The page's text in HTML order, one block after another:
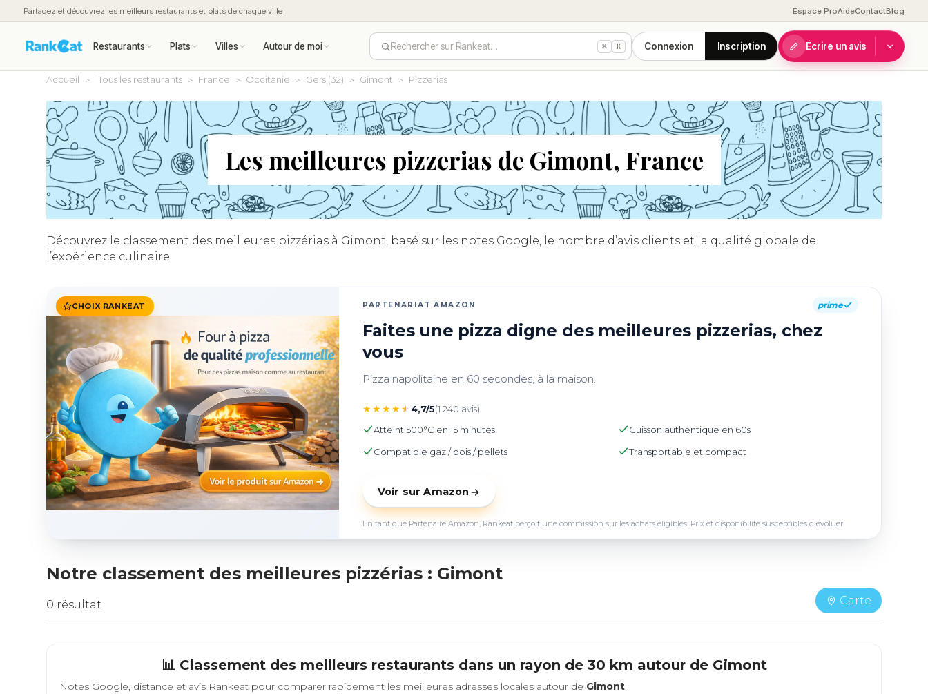
Partagez et découvrez les meilleurs restaurants et plats de chaque ville Espace ProAideContactBlog
Restaurants Plats Villes Autour de moi Rechercher sur Rankeat… ⌘ K Connexion Inscription Écrire un avis
Accueil Tous les restaurants France Occitanie Gers (32) Gimont Pizzerias
Les meilleures pizzerias de Gimont, France
Découvrez le classement des meilleures pizzérias à Gimont, basé sur les notes Google, le nombre d’avis clients et la qualité globale de
l’expérience culinaire.
CHOIX RANKEAT PARTENARIAT AMAZON prime
Faites une pizza digne des meilleures pizzerias, chez
vous
Pizza napolitaine en 60 secondes, à la maison.
★★★★★ 4,7/5(1 240 avis)
Atteint 500°C en 15 minutes
Cuisson authentique en 60s
Compatible gaz / bois / pellets
Transportable et compact
Voir sur Amazon
En tant que Partenaire Amazon, Rankeat perçoit une commission sur les achats éligibles. Prix et disponibilité susceptibles d'évoluer.
Notre classement des meilleures pizzérias : Gimont
0 résultat Carte
📊 Classement des meilleurs restaurants dans un rayon de 30 km autour de Gimont
Notes Google, distance et avis Rankeat pour comparer rapidement les meilleures adresses locales autour de Gimont.